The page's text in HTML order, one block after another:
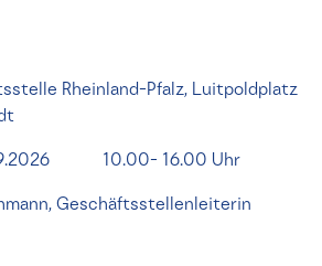
Rheinland-Pfalz, Luitpoldplatz
10.00- 16.00 Uhr
Geschäftsstellenleiterin